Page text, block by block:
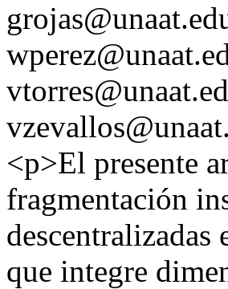
<p>El presente
fragmentación
que integre